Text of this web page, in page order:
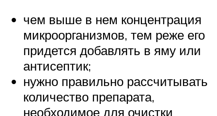
чем выше в нем концентрация
микроорганизмов, тем реже его
придется добавлять в яму или
антисептик;
нужно правильно рассчитывать
количество препарата,
необходимое для очистки